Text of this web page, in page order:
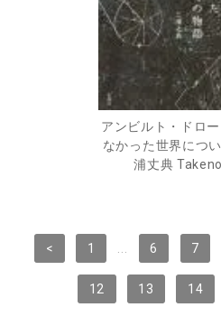
アンビルト・ドロ
なかった世界につ
浦丈典
< 1 6 7
12 13 14